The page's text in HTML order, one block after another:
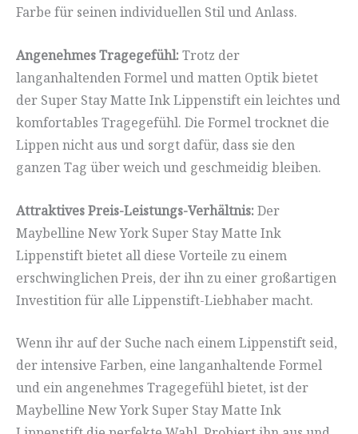
Farbe für seinen individuellen Stil und Anlass.
Angenehmes Tragegefühl: Trotz der
langanhaltenden Formel und matten Optik bietet
der Super Stay Matte Ink Lippenstift ein leichtes und
komfortables Tragegefühl. Die Formel trocknet die
Lippen nicht aus und sorgt dafür, dass sie den
ganzen Tag über weich und geschmeidig bleiben.
Attraktives Preis-Leistungs-Verhältnis: Der
Maybelline New York Super Stay Matte Ink
Lippenstift bietet all diese Vorteile zu einem
erschwinglichen Preis, der ihn zu einer großartigen
Investition für alle Lippenstift-Liebhaber macht.
Wenn ihr auf der Suche nach einem Lippenstift seid,
der intensive Farben, eine langanhaltende Formel
und ein angenehmes Tragegefühl bietet, ist der
Maybelline New York Super Stay Matte Ink